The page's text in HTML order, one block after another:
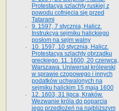
Protestacya szlachty ruskiej z
powodu cofnięcia się przed
Tatarami
9. 1597, 7 stycznia, Halicz.
Instrukcya sejmiku halickiego
posłom na sejm walny
10. 1597, 10 stycznia, Halicz.
Protestacya szlachty obrządku
greckiego. 11. 1600, 20 czerwca,
Warszawa. Uniwersał królewski
w sprawie czopowego i innych
podatków uchwalonych na
sejmiku halickim 15 maja 1600
12. 1603, 31 lipca, Kraków.
Wezwanie króla do poparcia
jego przedłożeń na najbliższym